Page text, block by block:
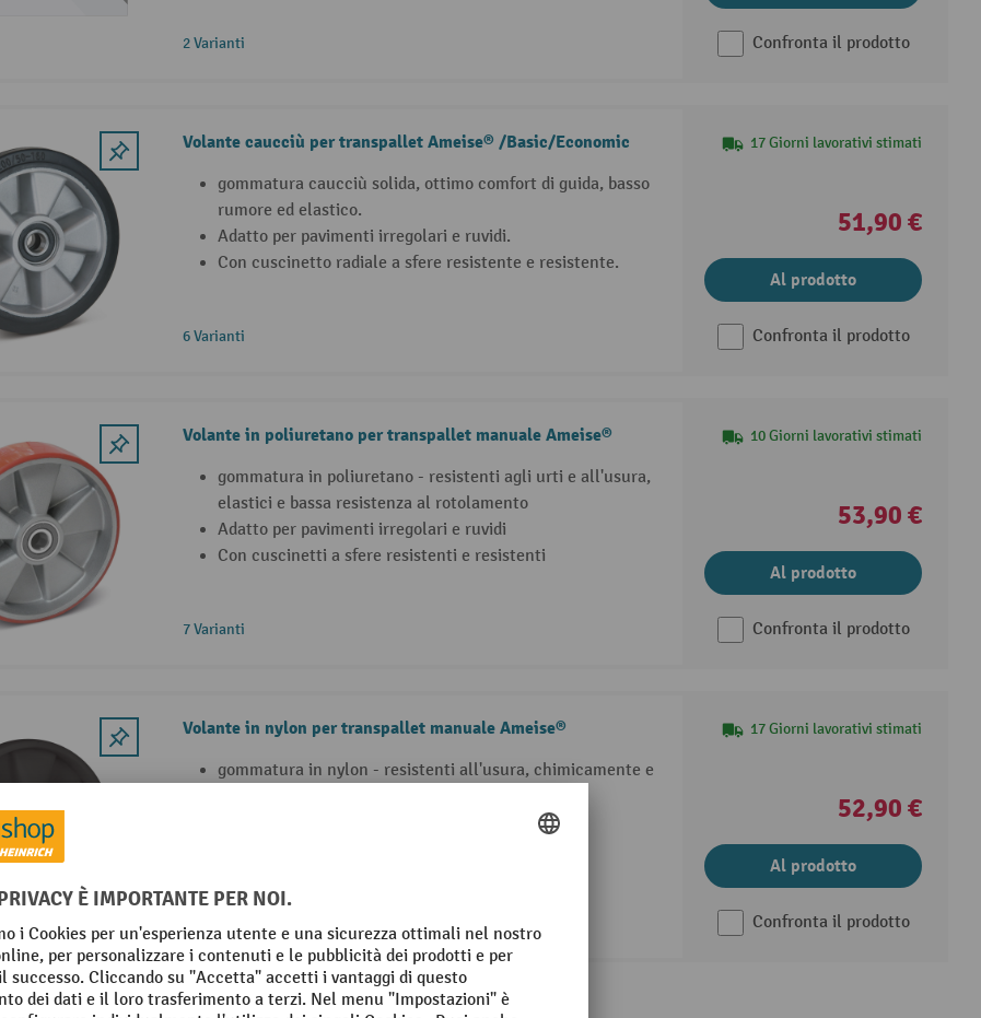
2 Varianti Confronta il prodotto
Volante caucciù per transpallet Ameise® /Basic/Economic
gommatura caucciù solida, ottimo comfort di guida, basso
rumore ed elastico.
Adatto per pavimenti irregolari e ruvidi.
Con cuscinetto radiale a sfere resistente e resistente.
6 Varianti
17 Giorni lavorativi stimati
51,90 €
Al prodotto
Confronta il prodotto
Volante in poliuretano per transpallet manuale Ameise®
gommatura in poliuretano - resistenti agli urti e all'usura,
elastici e bassa resistenza al rotolamento
Adatto per pavimenti irregolari e ruvidi
Con cuscinetti a sfere resistenti e resistenti
7 Varianti
10 Giorni lavorativi stimati
53,90 €
Al prodotto
Confronta il prodotto
Volante in nylon per transpallet manuale Ameise®
gommatura in nylon - resistenti all'usura, chimicamente e
17 Giorni lavorativi stimati
52,90 €
Al prodotto
Confronta il prodotto